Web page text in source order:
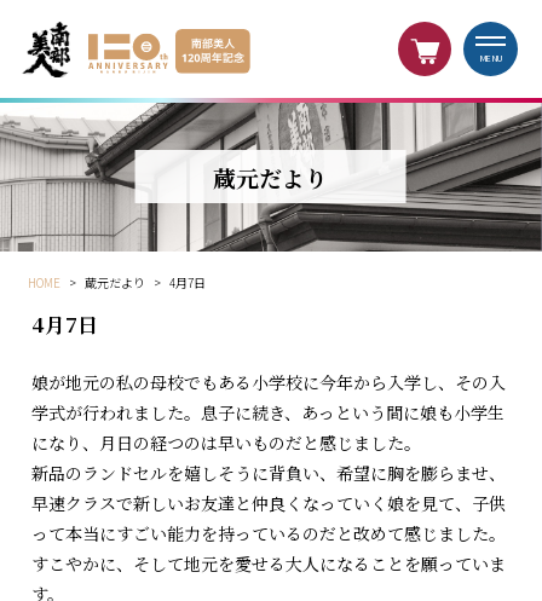
MENU
蔵元だより
HOME > 蔵元だより > 4月7日
4月7日
娘が地元の私の母校でもある小学校に今年から入学し、その入
学式が行われました。息子に続き、あっという間に娘も小学生
になり、月日の経つのは早いものだと感じました。
新品のランドセルを嬉しそうに背負い、希望に胸を膨らませ、
早速クラスで新しいお友達と仲良くなっていく娘を見て、子供
って本当にすごい能力を持っているのだと改めて感じました。
すこやかに、そして地元を愛せる大人になることを願っていま
す。